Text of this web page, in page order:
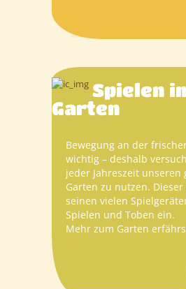
Spielen
Garten
Bewegung an der
wichtig – deshalb
jeder Jahreszeit unseren
Garten zu nutzen.
seinen vielen
Spielen und Toben ein.
Mehr zum Garten